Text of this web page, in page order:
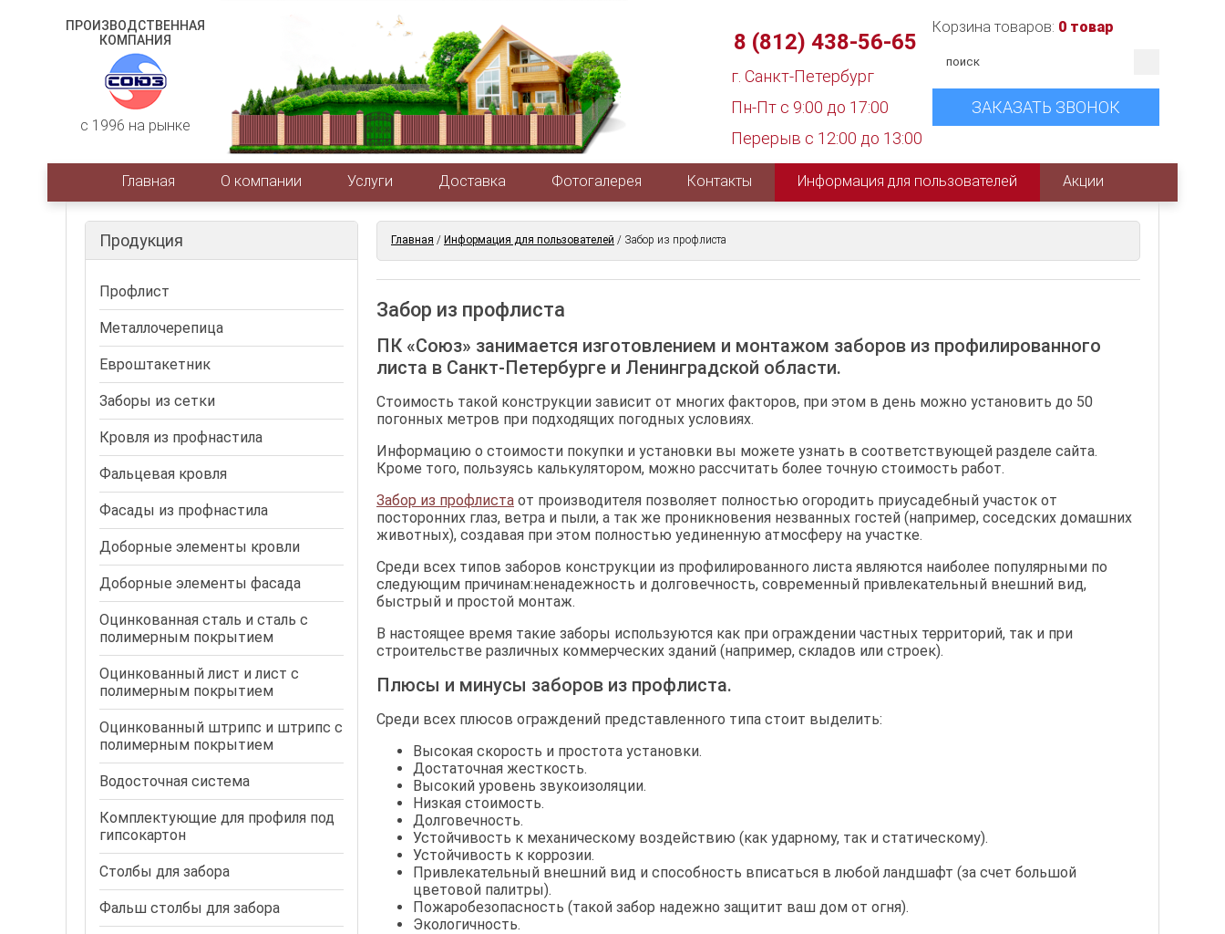
ПРОИЗВОДСТВЕННАЯ
КОМПАНИЯ
c 1996 на рынке
8 (812) 438-56-65
г. Санкт-Петербург
Пн-Пт с 9:00 до 17:00
Перерыв с 12:00 до 13:00
Корзина товаров: 0 товар
ЗАКАЗАТЬ ЗВОНОК
Главная О компании Услуги Доставка Фотогалерея Контакты Информация для пользователей Акции
Продукция
Профлист
Металлочерепица
Евроштакетник
Заборы из сетки
Кровля из профнастила
Фальцевая кровля
Фасады из профнастила
Доборные элементы кровли
Доборные элементы фасада
Оцинкованная сталь и сталь с
полимерным покрытием
Оцинкованный лист и лист с
полимерным покрытием
Оцинкованный штрипс и штрипс с
полимерным покрытием
Водосточная система
Комплектующие для профиля под
гипсокартон
Столбы для забора
Фальш столбы для забора
Главная / Информация для пользователей / Забор из профлиста
Забор из профлиста
ПК «Союз» занимается изготовлением и монтажом заборов из профилированного
листа в Санкт-Петербурге и Ленинградской области.
Стоимость такой конструкции зависит от многих факторов, при этом в день можно установить до 50
погонных метров при подходящих погодных условиях.
Информацию о стоимости покупки и установки вы можете узнать в соответствующей разделе сайта.
Кроме того, пользуясь калькулятором, можно рассчитать более точную стоимость работ.
Забор из профлиста от производителя позволяет полностью огородить приусадебный участок от
посторонних глаз, ветра и пыли, а так же проникновения незванных гостей (например, соседских домашних
животных), создавая при этом полностью уединенную атмосферу на участке.
Среди всех типов заборов конструкции из профилированного листа являются наиболее популярными по
следующим причинам:ненадежность и долговечность, современный привлекательный внешний вид,
быстрый и простой монтаж.
В настоящее время такие заборы используются как при ограждении частных территорий, так и при
строительстве различных коммерческих зданий (например, складов или строек).
Плюсы и минусы заборов из профлиста.
Среди всех плюсов ограждений представленного типа стоит выделить:
Высокая скорость и простота установки.
Достаточная жесткость.
Высокий уровень звукоизоляции.
Низкая стоимость.
Долговечность.
Устойчивость к механическому воздействию (как ударному, так и статическому).
Устойчивость к коррозии.
Привлекательный внешний вид и способность вписаться в любой ландшафт (за счет большой
цветовой палитры).
Пожаробезопасность (такой забор надежно защитит ваш дом от огня).
Экологичность.